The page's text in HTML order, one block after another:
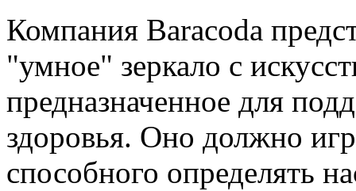
Компания Baracoda
"умное" зеркало с
предназначенное для
здоровья. Оно должно
способного определять